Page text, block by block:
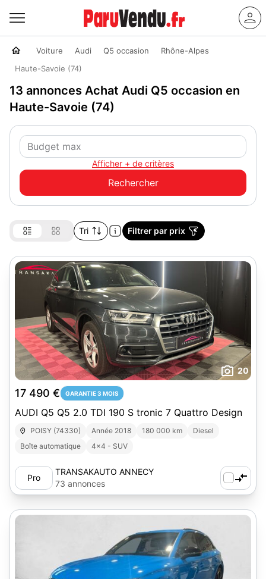
Voiture Audi Q5 occasion
Rhône-Alpes
Haute-Savoie (74)
13 annonces Achat Audi Q5 occasion en
Haute-Savoie (74)
Afficher + de critères
Tri Filtrer par prix
20
17 490 € GARANTIE 3 MOIS
AUDI Q5 Q5 2.0 TDI 190 S tronic 7 Quattro Design
POISY (74330) Année 2018 180 000 km
Diesel
Boîte automatique
4x4 - SUV
Pro
TRANSAKAUTO ANNECY
73 annonces